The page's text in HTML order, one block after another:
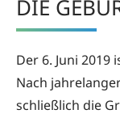
DIE
Der 6. Juni 2019
Nach
schließlich die